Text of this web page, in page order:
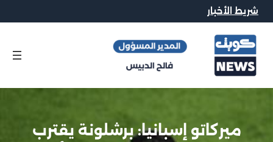
شريط الأخبار
ميركاتو إسبانيا: برشلونة يقترب